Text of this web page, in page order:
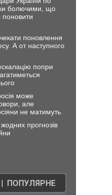
болючими, що
поновити
поновлення
А от наступного
попри
може
але
не матимуть
прогнозів
ПОПУЛЯРНЕ